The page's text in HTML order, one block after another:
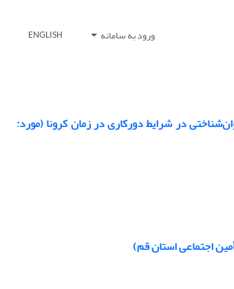
ورود به سامانه ENGLISH
در شرایط دورکاری در زمان کرونا (مورد:
اجتماعی استان قم)